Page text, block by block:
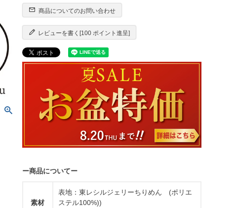
商品についてのお問い合わせ
レビューを書く[100 ポイント進呈]
ー商品についてー
素材
表地：東レシルジェリーちりめん (ポリエ
ステル100%))